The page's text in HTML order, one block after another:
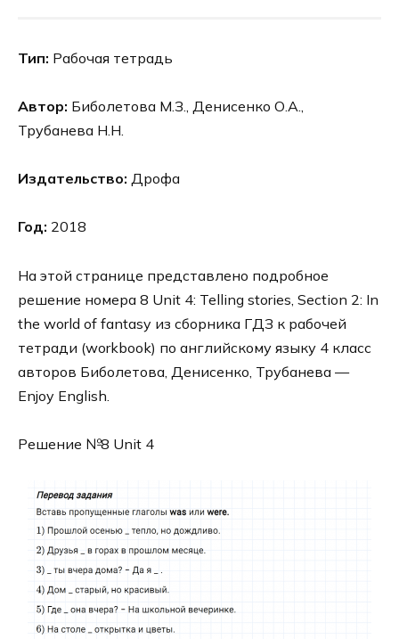
Тип: Рабочая тетрадь
Автор: Биболетова М.З., Денисенко О.А.,
Трубанева Н.Н.
Издательство: Дрофа
Год: 2018
На этой странице представлено подробное
решение номера 8 Unit 4: Telling stories, Section 2: In
the world of fantasy из сборника ГДЗ к рабочей
тетради (workbook) по английскому языку 4 класс
авторов Биболетова, Денисенко, Трубанева —
Enjoy English.
Решение №8 Unit 4